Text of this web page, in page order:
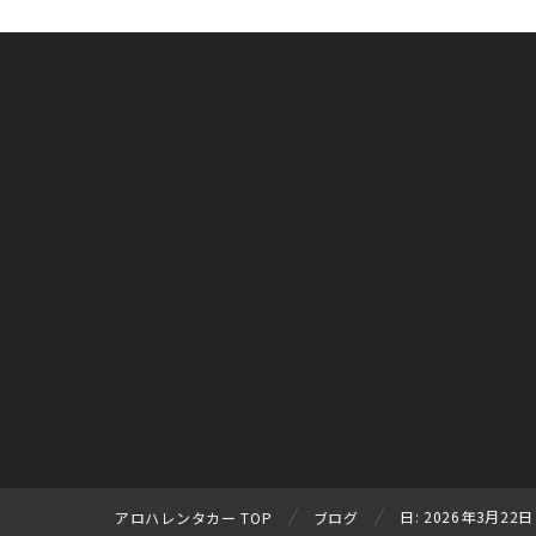
アロハレンタカー TOP ブログ 日: 2026年3月22日